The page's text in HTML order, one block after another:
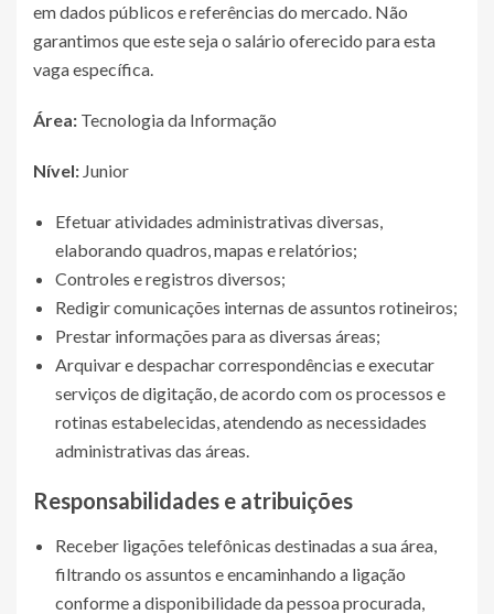
em dados públicos e referências do mercado. Não
garantimos que este seja o salário oferecido para esta
vaga específica.
Área: Tecnologia da Informação
Nível: Junior
Efetuar atividades administrativas diversas,
elaborando quadros, mapas e relatórios;
Controles e registros diversos;
Redigir comunicações internas de assuntos rotineiros;
Prestar informações para as diversas áreas;
Arquivar e despachar correspondências e executar
serviços de digitação, de acordo com os processos e
rotinas estabelecidas, atendendo as necessidades
administrativas das áreas.
Responsabilidades e atribuições
Receber ligações telefônicas destinadas a sua área,
filtrando os assuntos e encaminhando a ligação
conforme a disponibilidade da pessoa procurada,